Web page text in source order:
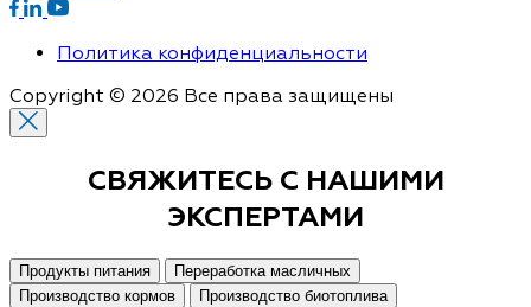
Политика конфиденциальности
Copyright © 2026 Все права защищены
СВЯЖИТЕСЬ С НАШИМИ
ЭКСПЕРТАМИ
Продукты питания
Переработка масличных
Производство кормов
Производство биотоплива